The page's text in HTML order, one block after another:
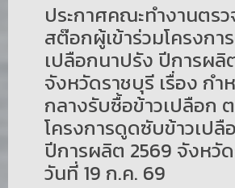
ประกาศคณะทำงานตร
สต๊อกผู้เข้าร่วมโครงกา
เปลือกนาปรัง ปีการผลิ
จังหวัดราชบุรี เรื่อง กำ
กลางรับซื้อข้าวเปลือก
โครงการดูดซับข้าวเปลื
ปีการผลิต 2569 จังหวั
วันที่ 19 ก.ค. 69